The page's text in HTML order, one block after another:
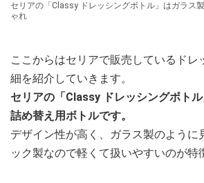
セリアの「Classy ドレッシングボトル」はガラス
ゃれ
ここからはセリアで販売しているドレ
細を紹介していきます。
セリアの「Classy ドレッシングボト
詰め替え用ボトルです。
デザイン性が高く、ガラス製のように
ック製なので軽くて扱いやすいのが特